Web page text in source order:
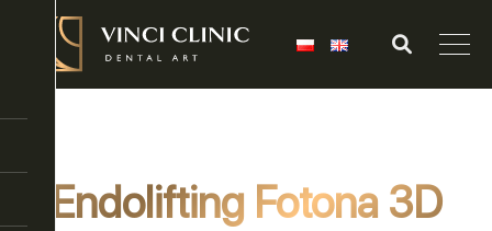
Endolifting Fotona 3D